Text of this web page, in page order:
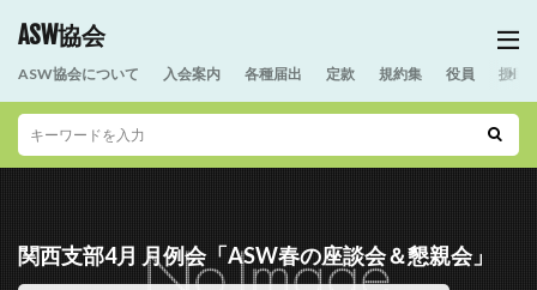
ASW協会
ASW協会について 入会案内 各種届出 定款 規約集 役員 援助
関西支部4月 月例会「ASW春の座談会＆懇親会」